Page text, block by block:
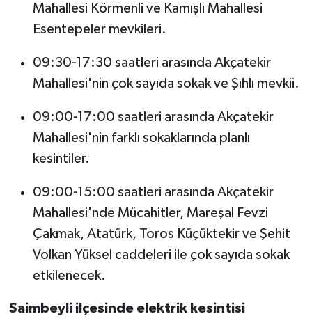
Mahallesi Körmenli ve Kamışlı Mahallesi
Esentepeler mevkileri.
09:30-17:30 saatleri arasında Akçatekir
Mahallesi'nin çok sayıda sokak ve Şıhlı mevkii.
09:00-17:00 saatleri arasında Akçatekir
Mahallesi'nin farklı sokaklarında planlı
kesintiler.
09:00-15:00 saatleri arasında Akçatekir
Mahallesi'nde Mücahitler, Mareşal Fevzi
Çakmak, Atatürk, Toros Küçüktekir ve Şehit
Volkan Yüksel caddeleri ile çok sayıda sokak
etkilenecek.
Saimbeyli ilçesinde elektrik kesintisi